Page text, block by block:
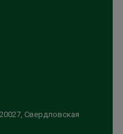
Свердловская